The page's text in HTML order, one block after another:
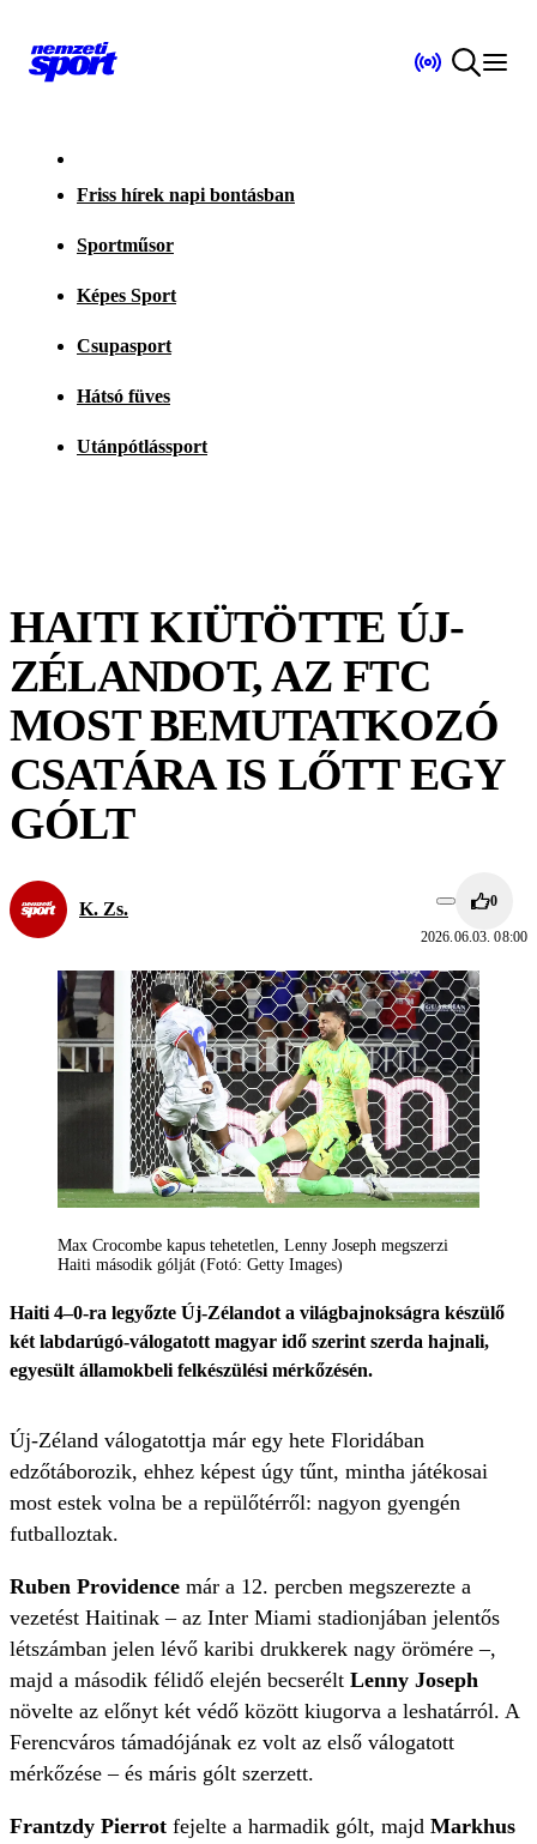
Friss hírek napi bontásban
Sportműsor
Képes Sport
Csupasport
Hátsó füves
Utánpótlássport
HAITI KIÜTÖTTE ÚJ-
ZÉLANDOT, AZ FTC
MOST BEMUTATKOZÓ
CSATÁRA IS LŐTT EGY
GÓLT
K. Zs. 0
2026.06.03. 08:00
Max Crocombe kapus tehetetlen, Lenny Joseph megszerzi
Haiti második gólját (Fotó: Getty Images)
Haiti 4–0-ra legyőzte Új-Zélandot a világbajnokságra készülő
két labdarúgó-válogatott magyar idő szerint szerda hajnali,
egyesült államokbeli felkészülési mérkőzésén.
Új-Zéland válogatottja már egy hete Floridában
edzőtáborozik, ehhez képest úgy tűnt, mintha játékosai
most estek volna be a repülőtérről: nagyon gyengén
futballoztak.
Ruben Providence már a 12. percben megszerezte a
vezetést Haitinak – az Inter Miami stadionjában jelentős
létszámban jelen lévő karibi drukkerek nagy örömére –,
majd a második félidő elején becserélt Lenny Joseph
növelte az előnyt két védő között kiugorva a leshatárról. A
Ferencváros támadójának ez volt az első válogatott
mérkőzése – és máris gólt szerzett.
Frantzdy Pierrot fejelte a harmadik gólt, majd Markhus